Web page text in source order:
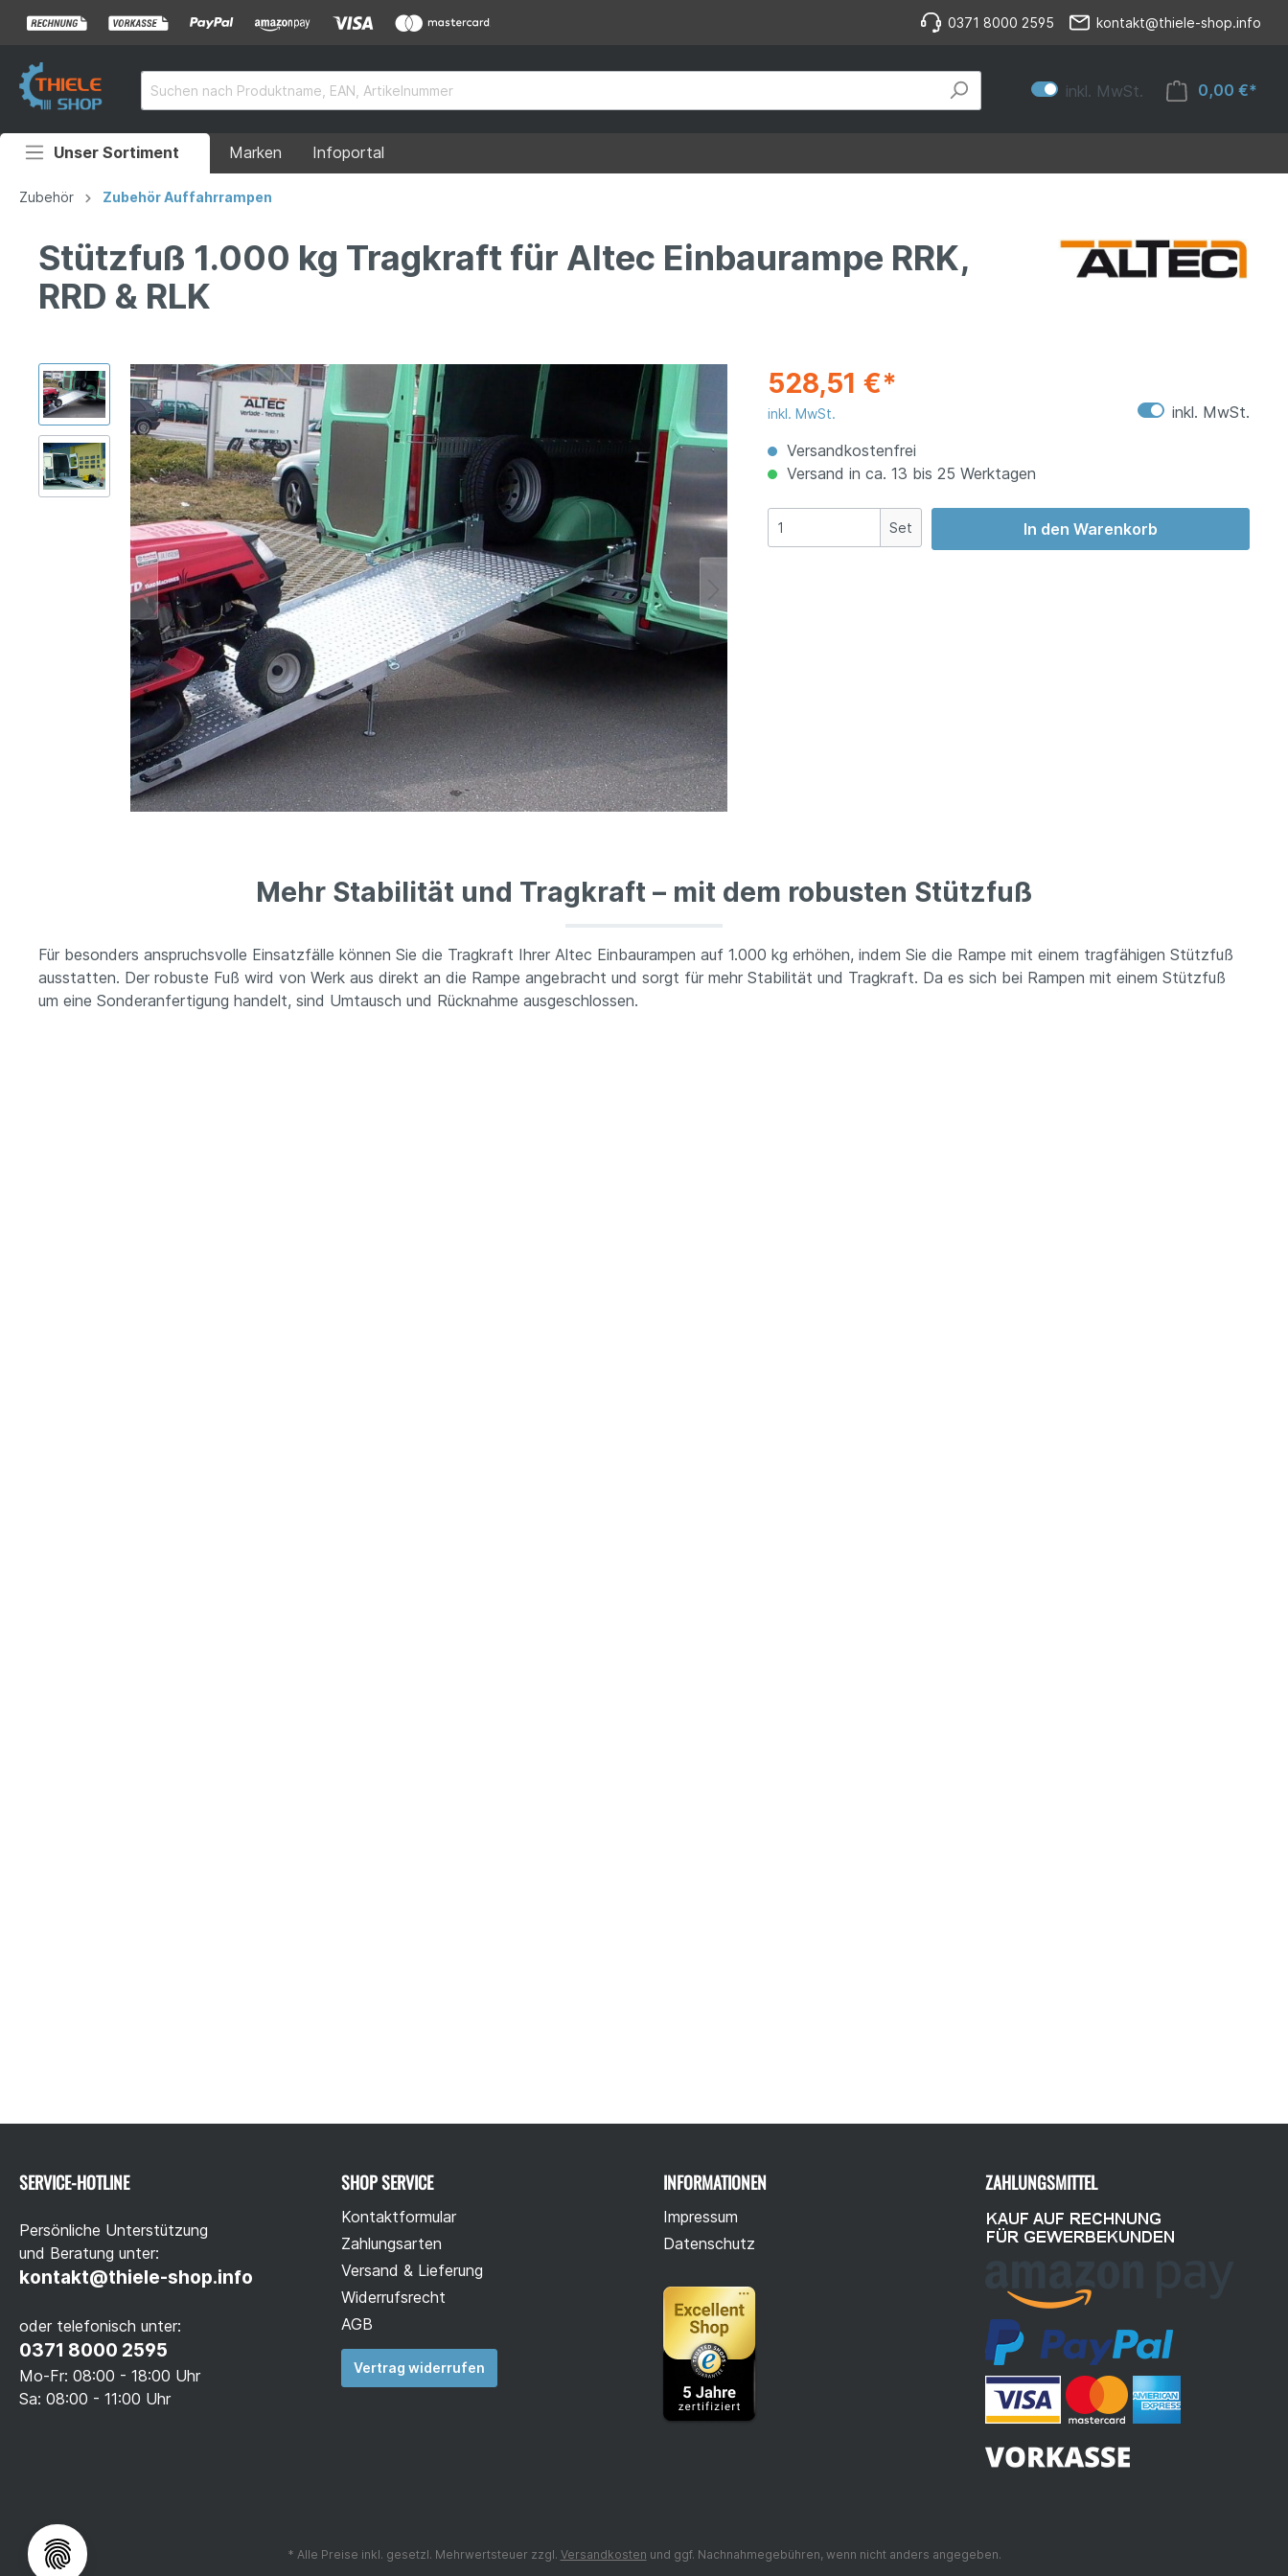
0371 8000 2595 kontakt@thiele-shop.info
inkl. MwSt. 0,00 €*
Unser Sortiment Marken Infoportal
Auffahrrampen
Rollstuhlrampen
Überladebrücken
Absperrtechnik
Gerüsttechnik
Leitern
Lagertechnik
Hubgeräte
Lkw-Enteisung
Zubehör
Zubehör Zubehör Auffahrrampen
Stützfuß 1.000 kg Tragkraft für Altec Einbaurampe RRK,
RRD & RLK
528,51 €*
inkl. MwSt.
inkl. MwSt.
Versandkostenfrei
Versand in ca. 13 bis 25 Werktagen
Set In den Warenkorb
Mehr Stabilität und Tragkraft – mit dem robusten Stützfuß
Für besonders anspruchsvolle Einsatzfälle können Sie die Tragkraft Ihrer Altec Einbaurampen auf 1.000 kg erhöhen, indem Sie die Rampe mit einem tragfähigen Stützfuß
ausstatten. Der robuste Fuß wird von Werk aus direkt an die Rampe angebracht und sorgt für mehr Stabilität und Tragkraft. Da es sich bei Rampen mit einem Stützfuß
um eine Sonderanfertigung handelt, sind Umtausch und Rücknahme ausgeschlossen.
SERVICE-HOTLINE
Persönliche Unterstützung
und Beratung unter:
kontakt@thiele-shop.info
oder telefonisch unter:
0371 8000 2595
Mo-Fr: 08:00 - 18:00 Uhr
Sa: 08:00 - 11:00 Uhr
SHOP SERVICE
Kontaktformular
Zahlungsarten
Versand & Lieferung
Widerrufsrecht
AGB
Vertrag widerrufen
INFORMATIONEN
Impressum
Datenschutz
ZAHLUNGSMITTEL
* Alle Preise inkl. gesetzl. Mehrwertsteuer zzgl. Versandkosten und ggf. Nachnahmegebühren, wenn nicht anders angegeben.